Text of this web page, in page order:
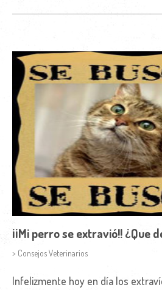
¡¡Mi perro se extravió!! ¿Que
> Consejos Veterinarios
Infelizmente hoy en día los